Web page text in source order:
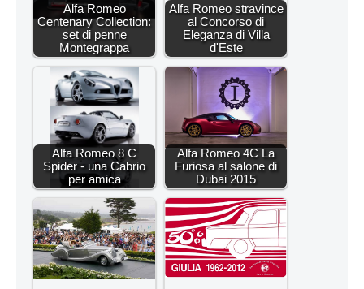
Alfa Romeo
Centenary Collection:
set di penne
Montegrappa
Alfa Romeo stravince
al Concorso di
Eleganza di Villa
d'Este
Alfa Romeo 8 C
Spider - una Cabrio
per amica
Alfa Romeo 4C La
Furiosa al salone di
Dubai 2015